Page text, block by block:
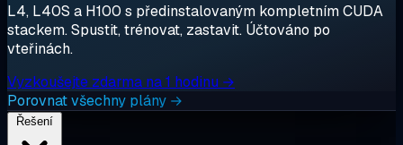
L4, L40S a H100 s předinstalovaným kompletním CUDA
stackem. Spustit, trénovat, zastavit. Účtováno po
vteřinách.
Vyzkoušejte zdarma na 1 hodinu →
Porovnat všechny plány →